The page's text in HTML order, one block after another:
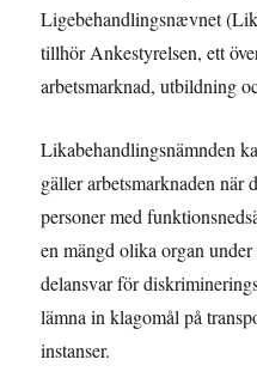
Ligebehandlingsnævnet
tillhör Ankestyrelsen, ett
arbetsmarknad, utbildning
Likabehandlingsnämnden
gäller arbetsmarknaden
personer med
en mängd olika organ
delansvar för
lämna in klagomål på
instanser.